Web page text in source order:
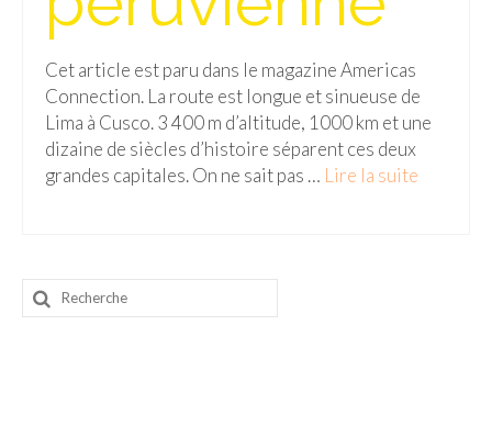
– La Réunion
JAPON
– Osaka
PÉROU
– Los Angeles
Cet article est paru dans le magazine Americas
Connection. La route est longue et sinueuse de
Lima à Cusco. 3 400 m d’altitude, 1000 km et une
dizaine de siècles d’histoire séparent ces deux
grandes capitales. On ne sait pas … Lire la suite­­
Rechercher
: